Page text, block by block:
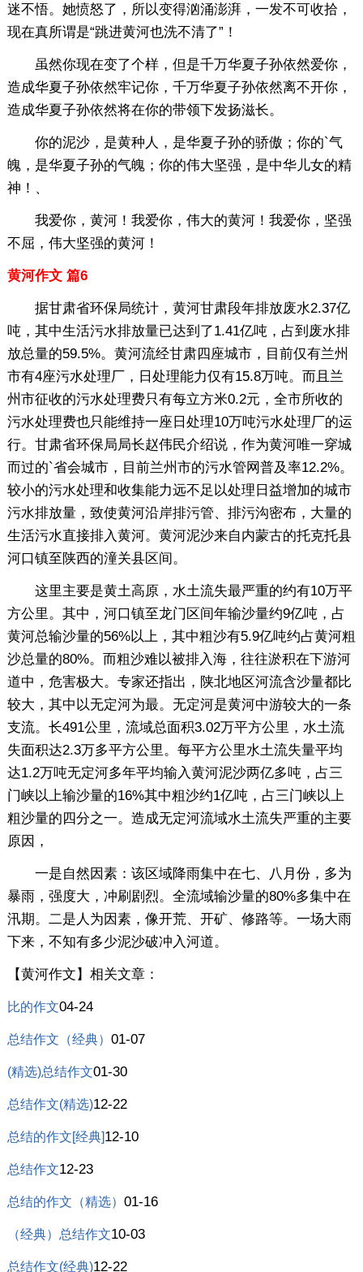
迷不悟。她愤怒了，所以变得汹涌澎湃，一发不可收拾，
现在真所谓是“跳进黄河也洗不清了”！
虽然你现在变了个样，但是千万华夏子孙依然爱你，
造成华夏子孙依然牢记你，千万华夏子孙依然离不开你，
造成华夏子孙依然将在你的带领下发扬滋长。
你的泥沙，是黄种人，是华夏子孙的骄傲；你的`气
魄，是华夏子孙的气魄；你的伟大坚强，是中华儿女的精
神！、
我爱你，黄河！我爱你，伟大的黄河！我爱你，坚强
不屈，伟大坚强的黄河！
黄河作文 篇6
据甘肃省环保局统计，黄河甘肃段年排放废水2.37亿
吨，其中生活污水排放量已达到了1.41亿吨，占到废水排
放总量的59.5%。黄河流经甘肃四座城市，目前仅有兰州
市有4座污水处理厂，日处理能力仅有15.8万吨。而且兰
州市征收的污水处理费只有每立方米0.2元，全市所收的
污水处理费也只能维持一座日处理10万吨污水处理厂的运
行。甘肃省环保局局长赵伟民介绍说，作为黄河唯一穿城
而过的`省会城市，目前兰州市的污水管网普及率12.2%。
较小的污水处理和收集能力远不足以处理日益增加的城市
污水排放量，致使黄河沿岸排污管、排污沟密布，大量的
生活污水直接排入黄河。黄河泥沙来自内蒙古的托克托县
河口镇至陕西的潼关县区间。
这里主要是黄土高原，水土流失最严重的约有10万平
方公里。其中，河口镇至龙门区间年输沙量约9亿吨，占
黄河总输沙量的56%以上，其中粗沙有5.9亿吨约占黄河粗
沙总量的80%。而粗沙难以被排入海，往往淤积在下游河
道中，危害极大。专家还指出，陕北地区河流含沙量都比
较大，其中以无定河为最。无定河是黄河中游较大的一条
支流。长491公里，流域总面积3.02万平方公里，水土流
失面积达2.3万多平方公里。每平方公里水土流失量平均
达1.2万吨无定河多年平均输入黄河泥沙两亿多吨，占三
门峡以上输沙量的16%其中粗沙约1亿吨，占三门峡以上
粗沙量的四分之一。造成无定河流域水土流失严重的主要
原因，
一是自然因素：该区域降雨集中在七、八月份，多为
暴雨，强度大，冲刷剧烈。全流域输沙量的80%多集中在
汛期。二是人为因素，像开荒、开矿、修路等。一场大雨
下来，不知有多少泥沙破冲入河道。
【黄河作文】相关文章：
比的作文04-24
总结作文（经典） 01-07
(精选)总结作文01-30
总结作文(精选)12-22
总结的作文[经典]12-10
总结作文12-23
总结的作文（精选） 01-16
（经典）总结作文10-03
总结作文(经典)12-22